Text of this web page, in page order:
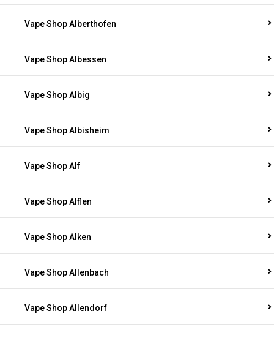
Vape Shop Alberthofen
Vape Shop Albessen
Vape Shop Albig
Vape Shop Albisheim
Vape Shop Alf
Vape Shop Alflen
Vape Shop Alken
Vape Shop Allenbach
Vape Shop Allendorf